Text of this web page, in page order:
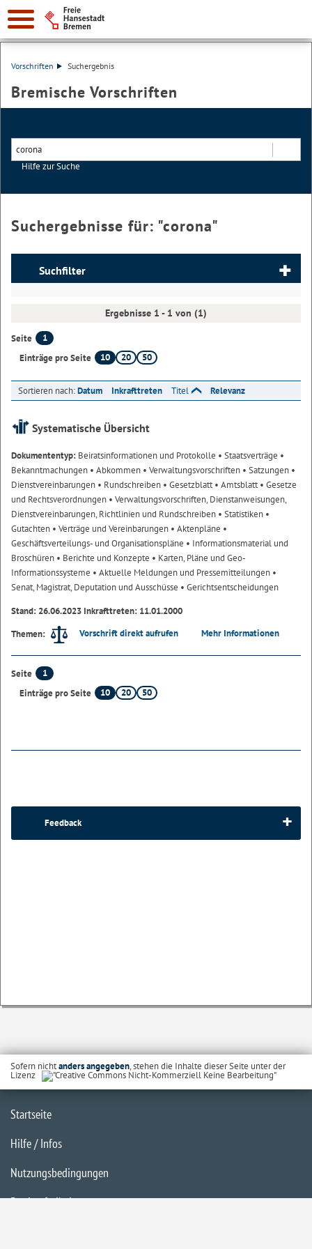
Vorschriften Suchergebnis
Bremische Vorschriften
Hilfe zur Suche
Suchergebnisse für: "corona"
Suchfilter
Ergebnisse 1 - 1 von (1)
Seite
1
Einträge pro Seite
10 20 50
Sortieren nach:Datum Inkrafttreten Titel Relevanz
Systematische Übersicht
Dokumententyp: Beiratsinformationen und Protokolle • Staatsverträge •
Bekanntmachungen • Abkommen • Verwaltungsvorschriften • Satzungen •
Dienstvereinbarungen • Rundschreiben • Gesetzblatt• Amtsblatt• Gesetze
und Rechtsverordnungen • Verwaltungsvorschriften, Dienstanweisungen,
Dienstvereinbarungen, Richtlinien und Rundschreiben • Statistiken •
Gutachten • Verträge und Vereinbarungen • Aktenpläne •
Geschäftsverteilungs- und Organisationspläne • Informationsmaterial und
Broschüren • Berichte und Konzepte • Karten, Pläne und Geo-
Informationssysteme • Aktuelle Meldungen und Pressemitteilungen •
Senat, Magistrat, Deputation und Ausschüsse • Gerichtsentscheidungen
Stand: 26.06.2023 Inkrafttreten: 11.01.2000
Themen:
Vorschrift direkt aufrufen Mehr Informationen
Seite
1
Einträge pro Seite
10 20 50
Feedback
Sofern nichtanders angegeben, stehen die Inhalte dieser Seite unter der
Lizenz
Startseite
Hilfe / Infos
Nutzungsbedingungen
Barrierefreiheit